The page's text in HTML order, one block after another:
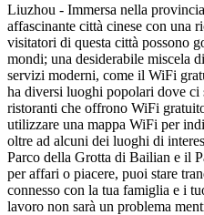
Liuzhou - Immersa nella
affascinante città cinese con una
visitatori di questa città possono
mondi; una desiderabile miscela
servizi moderni, come il WiFi
ha diversi luoghi popolari dove ci
ristoranti che offrono WiFi
utilizzare una mappa WiFi per
oltre ad alcuni dei luoghi di
Parco della Grotta di Bailian e il
per affari o piacere, puoi stare
connesso con la tua famiglia e i
lavoro non sarà un problema